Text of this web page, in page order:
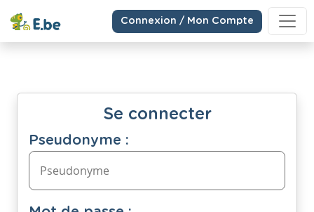
Connexion / Mon Compte
Se connecter
Pseudonyme :